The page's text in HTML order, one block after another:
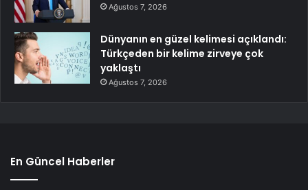
Ağustos 7, 2026
Dünyanın en güzel kelimesi açıklandı:
Türkçeden bir kelime zirveye çok
yaklaştı
Ağustos 7, 2026
En Güncel Haberler